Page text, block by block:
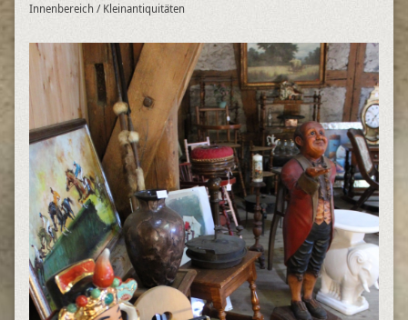
Innenbereich / Kleinantiquitäten